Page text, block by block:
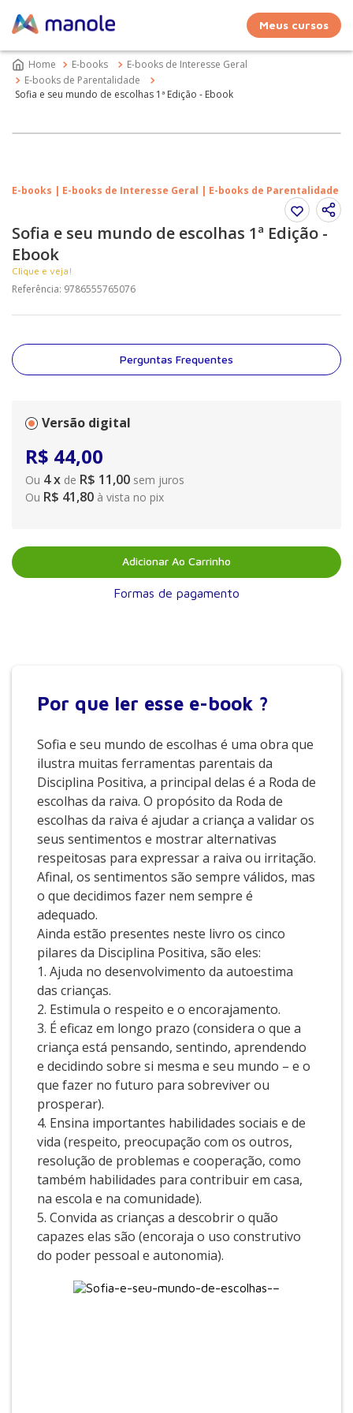
Meus cursos
E-books
E-books de Interesse Geral
E-books de Parentalidade
Sofia e seu mundo de escolhas 1ª Edição - Ebook
E-books | E-books de Interesse Geral | E-books de Parentalidade
Sofia e seu mundo de escolhas 1ª Edição -
Ebook
Clique e veja!
Referência: 9786555765076
Perguntas Frequentes
Versão digital
R$ 44,00
Ou 4x de R$ 11,00 sem juros
Ou R$ 41,80 à vista no pix
Adicionar Ao Carrinho
Formas de pagamento
Por que ler esse e-book ?
Sofia e seu mundo de escolhas é uma obra que
ilustra muitas ferramentas parentais da
Disciplina Positiva, a principal delas é a Roda de
escolhas da raiva. O propósito da Roda de
escolhas da raiva é ajudar a criança a validar os
seus sentimentos e mostrar alternativas
respeitosas para expressar a raiva ou irritação.
Afinal, os sentimentos são sempre válidos, mas
o que decidimos fazer nem sempre é
adequado.
Ainda estão presentes neste livro os cinco
pilares da Disciplina Positiva, são eles:
1. Ajuda no desenvolvimento da autoestima
das crianças.
2. Estimula o respeito e o encorajamento.
3. É eficaz em longo prazo (considera o que a
criança está pensando, sentindo, aprendendo
e decidindo sobre si mesma e seu mundo – e o
que fazer no futuro para sobreviver ou
prosperar).
4. Ensina importantes habilidades sociais e de
vida (respeito, preocupação com os outros,
resolução de problemas e cooperação, como
também habilidades para contribuir em casa,
na escola e na comunidade).
5. Convida as crianças a descobrir o quão
capazes elas são (encoraja o uso construtivo
do poder pessoal e autonomia).